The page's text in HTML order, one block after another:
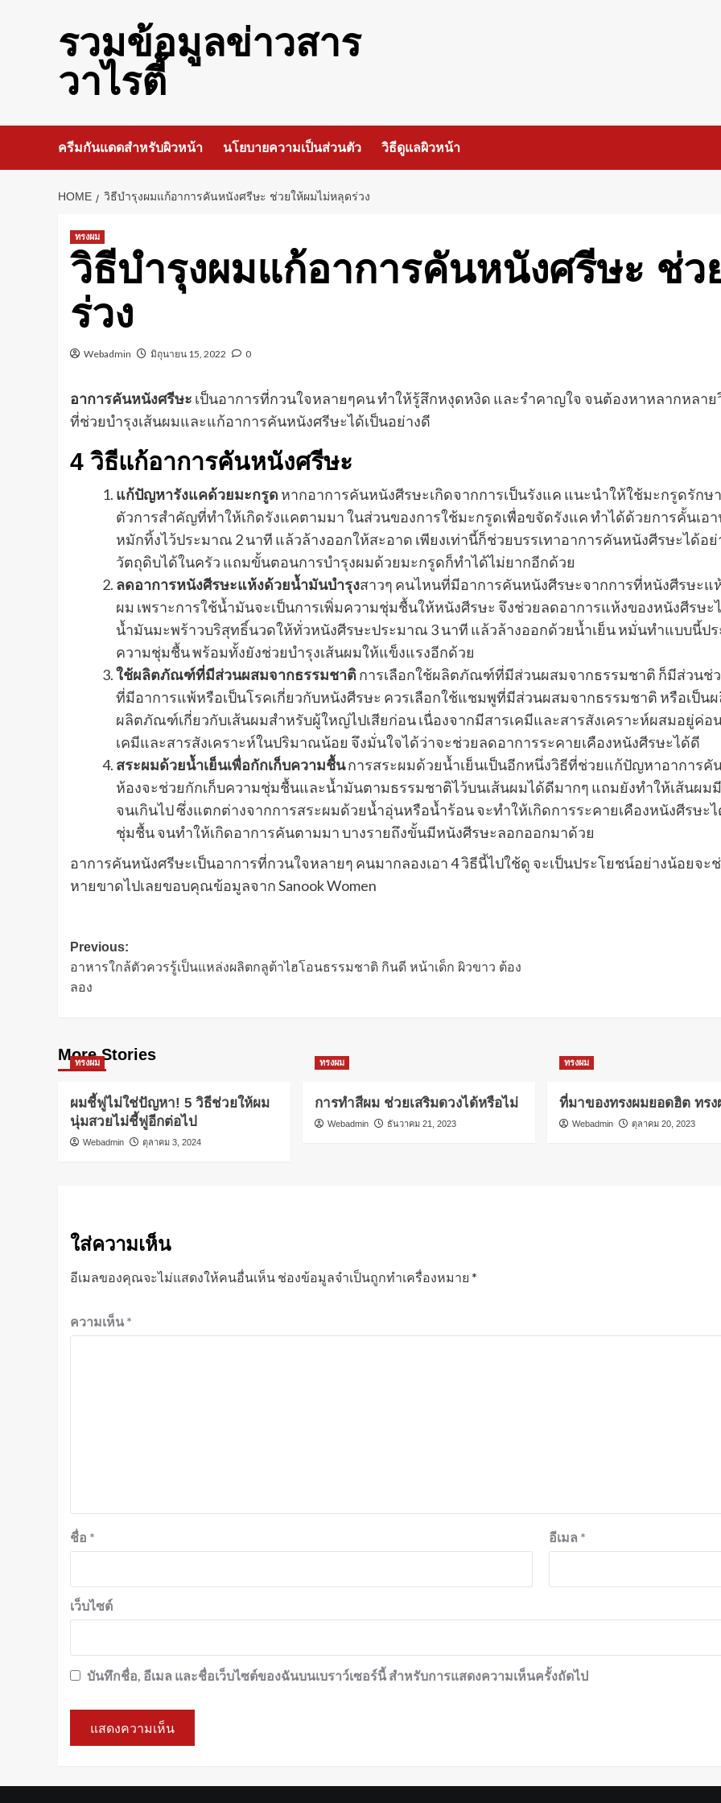
รวมข้อมูลข่าวสาร
วาไรตี้
ครีมกันแดดสำหรับผิวหน้า นโยบายความเป็นส่วนตัว วิธีดูแลผิวหน้า
HOME วิธีบำรุงผมแก้อาการคันหนังศรีษะ ช่วยให้ผมไม่หลุดร่วง
ทรงผม
วิธีบำรุงผมแก้อาการคันหนังศรีษะ ช่
ร่วง
Webadmin มิถุนายน 15, 2022 0
อาการคันหนังศรีษะ เป็นอาการที่กวนใจหลายๆคน ทำให้รู้สึกหงุดหงิด และรำคาญใจ จนต้องหาหลากหลา
ที่ช่วยบำรุงเส้นผมและแก้อาการคันหนังศรีษะได้เป็นอย่างดี
4 วิธีแก้อาการคันหนังศรีษะ
แก้ปัญหารังแคด้วยมะกรูด หากอาการคันหนังศีรษะเกิดจากการเป็นรังแค แนะนำให้ใช้มะกรูดรัก
ตัวการสำคัญที่ทำให้เกิดรังแคตามมา ในส่วนของการใช้มะกรูดเพื่อขจัดรังแค ทำได้ด้วยการคั้นเอ
หมักทิ้งไว้ประมาณ 2 นาที แล้วล้างออกให้สะอาด เพียงเท่านี้ก็ช่วยบรรเทาอาการคันหนังศีรษะได้
วัตถุดิบได้ในครัว แถมขั้นตอนการบำรุงผมด้วยมะกรูดก็ทำได้ไม่ยากอีกด้วย
ลดอาการหนังศีรษะแห้งด้วยน้ำมันบำรุงสาวๆ คนไหนที่มีอาการคันหนังศีรษะจากการที่หนังศีรษะ
ผม เพราะการใช้น้ำมันจะเป็นการเพิ่มความชุ่มชื้นให้หนังศีรษะ จึงช่วยลดอาการแห้งของหนังศีรษ
น้ำมันมะพร้าวบริสุทธิ์นวดให้ทั่วหนังศีรษะประมาณ 3 นาที แล้วล้างออกด้วยน้ำเย็น หมั่นทำแบบนี้ป
ความชุ่มชื้น พร้อมทั้งยังช่วยบำรุงเส้นผมให้แข็งแรงอีกด้วย
ใช้ผลิตภัณฑ์ที่มีส่วนผสมจากธรรมชาติการเลือกใช้ผลิตภัณฑ์ที่มีส่วนผสมจากธรรมชาติ ก็มีส่วนช่
ที่มีอาการแพ้หรือเป็นโรคเกี่ยวกับหนังศีรษะ ควรเลือกใช้แชมพูที่มีส่วนผสมจากธรรมชาติ หรือเป็
ผลิตภัณฑ์เกี่ยวกับเส้นผมสำหรับผู้ใหญ่ไปเสียก่อน เนื่องจากมีสารเคมีและสารสังเคราะห์ผสมอยู่ค่
เคมีและสารสังเคราะห์ในปริมาณน้อย จึงมั่นใจได้ว่าจะช่วยลดอาการระคายเคืองหนังศีรษะได้ดี
สระผมด้วยน้ำเย็นเพื่อกักเก็บความชื้นการสระผมด้วยน้ำเย็นเป็นอีกหนึ่งวิธีที่ช่วยแก้ปัญหาอาการ
ห้องจะช่วยกักเก็บความชุ่มชื้นและน้ำมันตามธรรมชาติไว้บนเส้นผมได้ดีมากๆ แถมยังทำให้เส้นผม
จนเกินไป ซึ่งแตกต่างจากการสระผมด้วยน้ำอุ่นหรือน้ำร้อน จะทำให้เกิดการระคายเคืองหนังศีรษ
ชุ่มชื้น จนทำให้เกิดอาการคันตามมา บางรายถึงขั้นมีหนังศีรษะลอกออกมาด้วย
อาการคันหนังศรีษะเป็นอาการที่กวนใจหลายๆ คนมากลองเอา 4 วิธีนี้ไปใช้ดู จะเป็นประโยชน์อย่างน้อยจ
หายขาดไปเลยขอบคุณข้อมูลจาก Sanook Women
Post
navigation
Previous:
อาหารใกล้ตัวควรรู้เป็นแหล่งผลิตกลูต้าไฮโอนธรรมชาติ กินดี หน้าเด็ก ผิวขาว ต้อง
ลอง
More Stories
ทรงผม
ผมชี้ฟูไม่ใช่ปัญหา! 5 วิธีช่วยให้ผม
นุ่มสวยไม่ชี้ฟูอีกต่อไป
Webadmin ตุลาคม 3, 2024
ทรงผม
การทำสีผม ช่วยเสริมดวงได้หรือไม่
Webadmin ธันวาคม 21, 2023
ทรงผม
ที่มาของทรงผมยอดฮิต ทร
Webadmin ตุลาคม 20, 2023
ใส่ความเห็น
อีเมลของคุณจะไม่แสดงให้คนอื่นเห็น ช่องข้อมูลจำเป็นถูกทำเครื่องหมาย *
ความเห็น *
ชื่อ * อีเมล *
เว็บไซต์
บันทึกชื่อ, อีเมล และชื่อเว็บไซต์ของฉันบนเบราว์เซอร์นี้ สำหรับการแสดงความเห็นครั้งถัดไป